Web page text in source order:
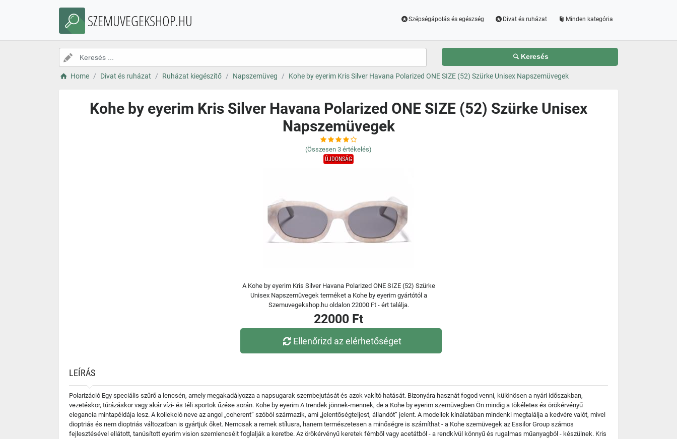
SZEMUVEGEKSHOP.HU Szépségápolás és egészség Divat és ruházat Minden kategória
Keresés
Home Divat és ruházat Ruházat kiegészítő Napszemüveg Kohe by eyerim Kris Silver Havana Polarized ONE SIZE (52) Szürke Unisex Napszemüvegek
Kohe by eyerim Kris Silver Havana Polarized ONE SIZE (52) Szürke Unisex
Napszemüvegek
(Összesen 3 értékelés)
ÚJDONSÁG
A Kohe by eyerim Kris Silver Havana Polarized ONE SIZE (52) Szürke
Unisex Napszemüvegek terméket a Kohe by eyerim gyártótól a
Szemuvegekshop.hu oldalon 22000 Ft - ért találja.
22000 Ft
Ellenőrizd az elérhetőséget
LEÍRÁS
Polarizáció Egy speciális szűrő a lencsén, amely megakadályozza a napsugarak szembejutását és azok vakító hatását. Bizonyára hasznát fogod venni, különösen a nyári időszakban,
vezetéskor, túrázáskor vagy akár vízi- és téli sportok űzése során. Kohe by eyerim A trendek jönnek-mennek, de a Kohe by eyerim szemüvegben Ön mindig a tökéletes és örökérvényű
elegancia mintapéldája lesz. A kollekció neve az angol „coherent” szóból származik, ami „jelentőségteljest, állandót” jelent. A modellek kínálatában mindenki megtalálja a kedvére valót, mivel
dioptriás és nem dioptriás változatban is gyártjuk őket. Nemcsak a remek stílusra, hanem természetesen a minőségre is számíthat - a Kohe szemüvegek az Essilor Group számos
fejlesztésével ellátott, tanúsított eyerim vision szemlencséit foglalják a keretbe. Az örökérvényű keretek fémből vagy acetátból - a rendkívül könnyű és rugalmas műanyagból - készülnek. Kris